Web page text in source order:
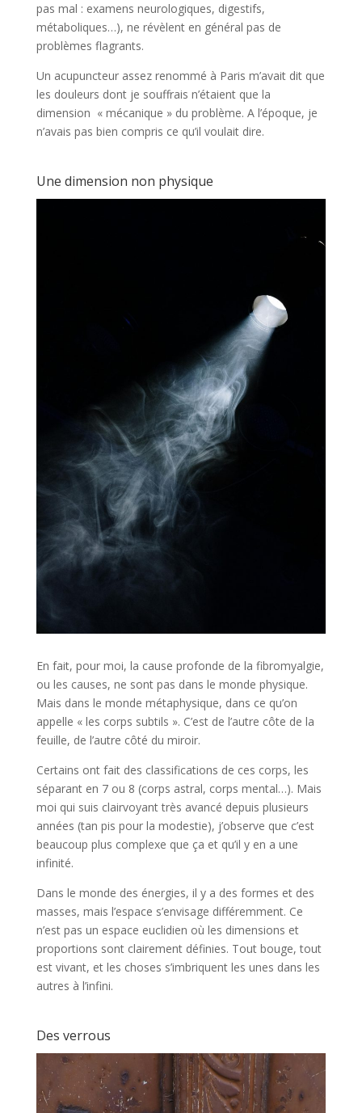
pas mal : examens neurologiques, digestifs,
métaboliques…), ne révèlent en général pas de
problèmes flagrants.
Un acupuncteur assez renommé à Paris m’avait dit que
les douleurs dont je souffrais n’étaient que la
dimension « mécanique » du problème. A l’époque, je
n’avais pas bien compris ce qu’il voulait dire.
Une dimension non physique
En fait, pour moi, la cause profonde de la fibromyalgie,
ou les causes, ne sont pas dans le monde physique.
Mais dans le monde métaphysique, dans ce qu’on
appelle « les corps subtils ». C’est de l’autre côte de la
feuille, de l’autre côté du miroir.
Certains ont fait des classifications de ces corps, les
séparant en 7 ou 8 (corps astral, corps mental…). Mais
moi qui suis clairvoyant très avancé depuis plusieurs
années (tan pis pour la modestie), j’observe que c’est
beaucoup plus complexe que ça et qu’il y en a une
infinité.
Dans le monde des énergies, il y a des formes et des
masses, mais l’espace s’envisage différemment. Ce
n’est pas un espace euclidien où les dimensions et
proportions sont clairement définies. Tout bouge, tout
est vivant, et les choses s’imbriquent les unes dans les
autres à l’infini.
Des verrous